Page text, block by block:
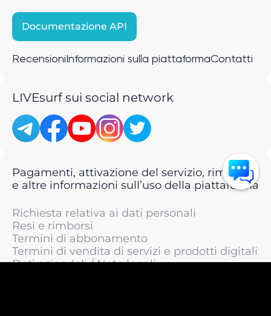
Documentazione API
Recensioni Informazioni sulla piattaformaContatti
LIVEsurf sui social network
Pagamenti, attivazione del servizio, rimborsi
e altre informazioni sull’uso della piattaforma
Richiesta relativa ai dati personali
Resi e rimborsi
Termini di abbonamento
Termini di vendita di servizi e prodotti digitali
Dati aziendali / Note legali